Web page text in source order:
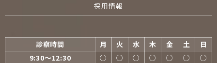
採用情報
診察時間 月 火 水 木 金 土
日
9:30〜12:30
○ ○ ○ ○ ○ ○
○